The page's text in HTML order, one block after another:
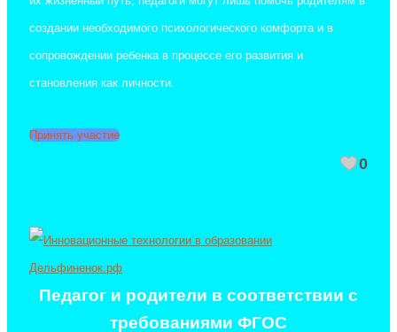
создании необходимого психологического комфорта и в
сопровождении ребенка в процессе его развития и
становления как личности.
Принять участие
0
Педагог и родители в соответствии с
требованиями ФГОС